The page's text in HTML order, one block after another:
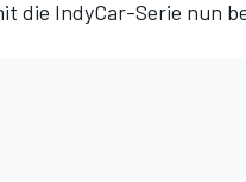
die IndyCar-Serie nun